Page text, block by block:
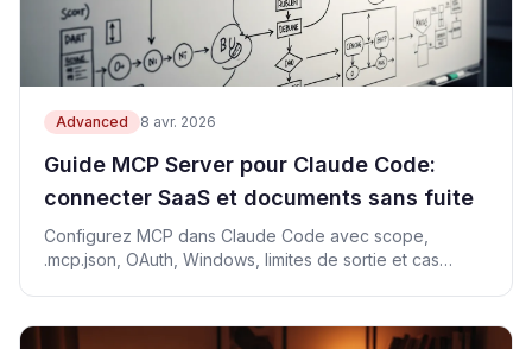
Advanced 8 avr. 2026
Guide MCP Server pour Claude Code:
connecter SaaS et documents sans fuite
Configurez MCP dans Claude Code avec scope,
.mcp.json, OAuth, Windows, limites de sortie et cas